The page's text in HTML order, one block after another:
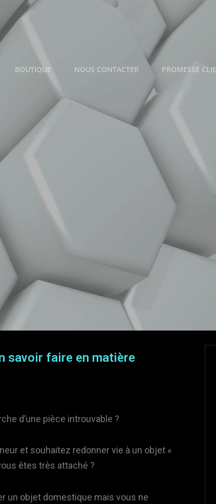
BOUTIQUE NOUS CONTACTER PROMESSE
savoir faire en matière
d’une pièce introuvable ?
et souhaitez redonner vie à un objet «
êtes très attaché ?
un objet domestique mais vous ne